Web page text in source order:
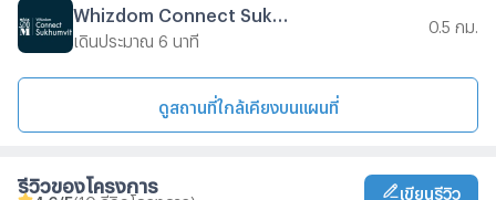
เดินประมาณ 6 นาที
0.5 กม.
ดูสถานที่ใกล้เคียงบนแผนที่
รีวิวของโครงการ
เขียนรีวิว